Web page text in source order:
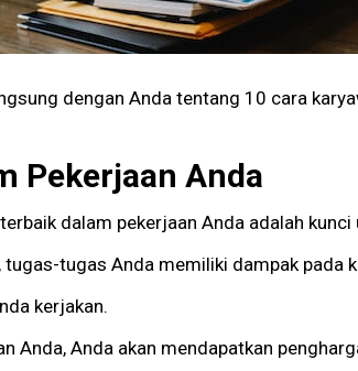
dengan Anda tentang 10 cara
Pekerjaan Anda
dalam pekerjaan Anda adalah
tugas Anda memiliki dampak pada
kerjakan.
Anda, Anda akan mendapatkan